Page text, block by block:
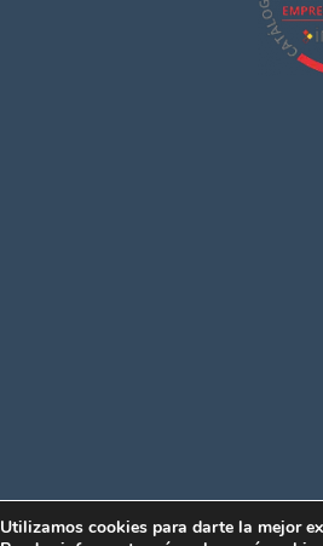
Utilizamos cookies para darte la mejor